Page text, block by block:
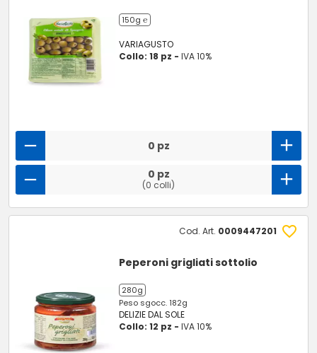
150g ℮
VARIAGUSTO
Collo: 18 pz -IVA 10%
0 pz
0 pz
(0 colli)
Cod. Art. 0009447201
Peperoni grigliati sottolio
280g
Peso sgocc. 182g
DELIZIE DAL SOLE
Collo: 12 pz -IVA 10%